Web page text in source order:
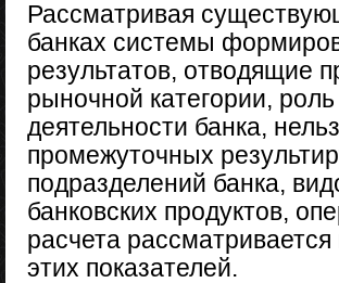
Рассматривая
банках системы
результатов, отводящие
рыночной категории,
деятельности банка,
промежуточных
подразделений банка,
банковских продуктов,
расчета
этих показателей.